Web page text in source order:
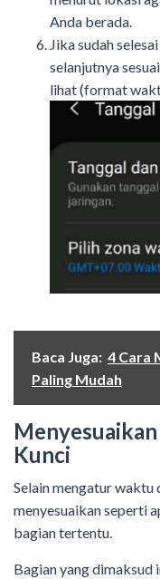
Anda berada.
Jika sudah
selanjutnya
lihat (format
Baca Juga: 4 Cara
Paling Mudah
Kunci
Selain mengatur waktu
menyesuaikan seperti
bagian tertentu.
Bagian yang dimaksud